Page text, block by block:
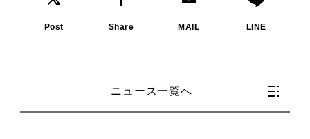
Post Share MAIL LINE
ニュース一覧へ